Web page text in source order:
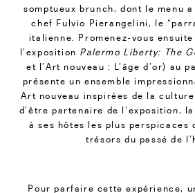
somptueux brunch, dont le menu
chef Fulvio Pierangelini, le
italienne. Promenez-vous
l’exposition Palermo Liberty: The
et l’Art nouveau : L’âge d’or) au
présente un ensemble
Art nouveau inspirées de la
d’être partenaire de l’exposition,
à ses hôtes les plus perspicaces
trésors du passé de
Pour parfaire cette expérience,